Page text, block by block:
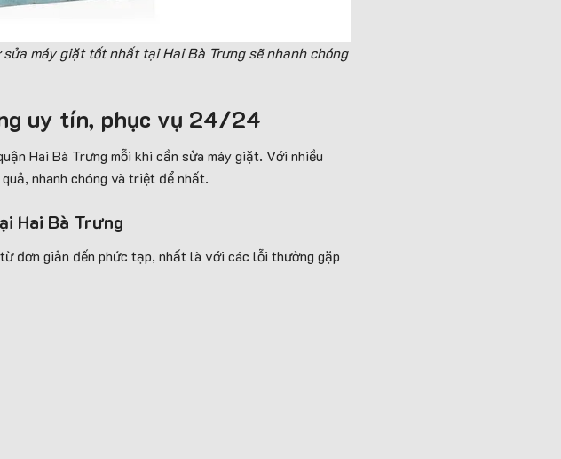
máy giặt tốt nhất tại Hai Bà Trưng sẽ nhanh chóng
uy tín, phục vụ 24/24
Hai Bà Trưng mỗi khi cần sửa máy giặt. Với nhiều
nhanh chóng và triệt để nhất.
Hai Bà Trưng
đơn giản đến phức tạp, nhất là với các lỗi thường gặp